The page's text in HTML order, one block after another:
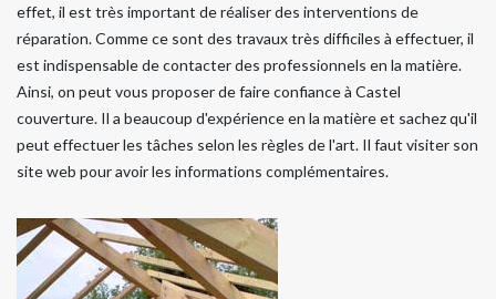
effet, il est très important de réaliser des interventions de
réparation. Comme ce sont des travaux très difficiles à effectuer, il
est indispensable de contacter des professionnels en la matière.
Ainsi, on peut vous proposer de faire confiance à Castel
couverture. Il a beaucoup d'expérience en la matière et sachez qu'il
peut effectuer les tâches selon les règles de l'art. Il faut visiter son
site web pour avoir les informations complémentaires.